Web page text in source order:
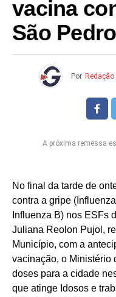
vacina
São Pedro
Por Redação
A próxima remessa
No final da tarde de
contra a gripe
Influenza B) nos ESFs
Juliana Reolon Pujol,
Município, com a
vacinação, o Ministério
doses para a cidade
que atinge Idosos e